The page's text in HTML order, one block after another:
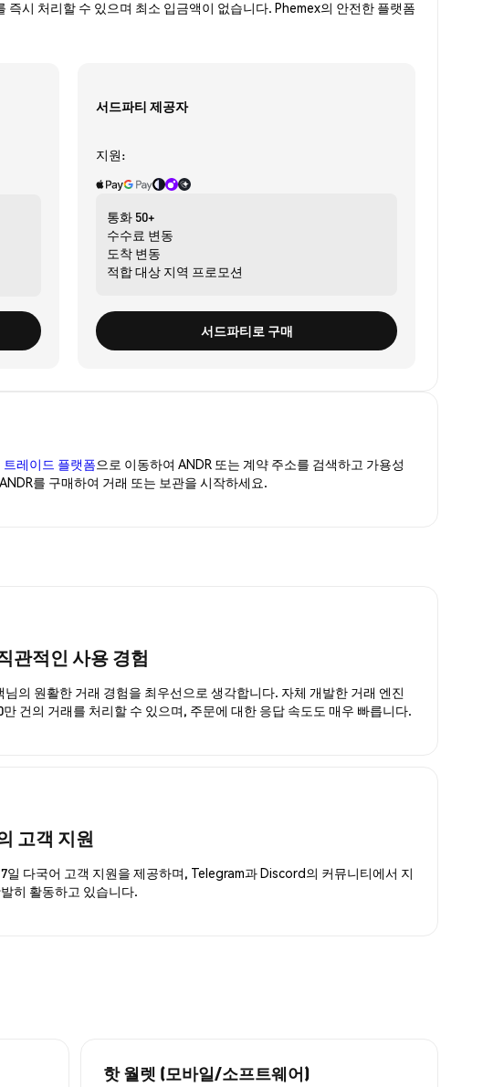
시 처리할 수 있으며 최소 입금액이 없습니다. Phemex의 안전한 플랫폼
서드파티 제공자
지원:
통화 50+
수수료 변동
도착 변동
적합 대상 지역 프로모션
서드파티로 구매
트레이드 플랫폼으로 이동하여 ANDR 또는 계약 주소를 검색하고 가용성
를 구매하여 거래 또는 보관을 시작하세요.
관적인 사용 경험
님의 원활한 거래 경험을 최우선으로 생각합니다. 자체 개발한 거래 엔진
만 건의 거래를 처리할 수 있으며, 주문에 대한 응답 속도도 매우 빠릅니다.
고객 지원
일 다국어 고객 지원을 제공하며, Telegram과 Discord의 커뮤니티에서 지
히 활동하고 있습니다.
핫 월렛 (모바일/소프트웨어)